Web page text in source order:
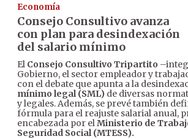
Economía
Consejo Consultivo avanza
con plan para desindexación
del salario mínimo
El Consejo Consultivo Tripartito
Gobierno, el sector empleador y
con el debate que apunta a la
mínimo legal (SML) de diversas
y legales. Además, se prevé también
fórmula para el reajuste salarial anual,
encabezada por elMinisterio de
Seguridad Social (MTESS).